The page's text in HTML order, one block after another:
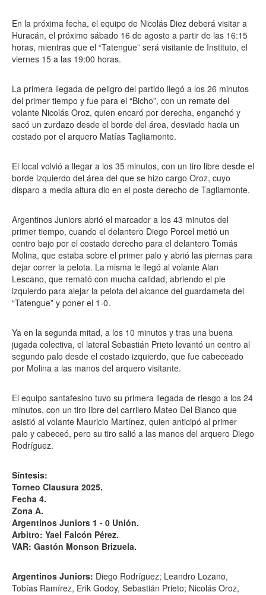
En la próxima fecha, el equipo de Nicolás Diez deberá visitar a
Huracán, el próximo sábado 16 de agosto a partir de las 16:15
horas, mientras que el “Tatengue” será visitante de Instituto, el
viernes 15 a las 19:00 horas.
La primera llegada de peligro del partido llegó a los 26 minutos
del primer tiempo y fue para el “Bicho”, con un remate del
volante Nicolás Oroz, quien encaró por derecha, enganchó y
sacó un zurdazo desde el borde del área, desviado hacia un
costado por el arquero Matías Tagliamonte.
El local volvió a llegar a los 35 minutos, con un tiro libre desde el
borde izquierdo del área del que se hizo cargo Oroz, cuyo
disparo a media altura dio en el poste derecho de Tagliamonte.
Argentinos Juniors abrió el marcador a los 43 minutos del
primer tiempo, cuando el delantero Diego Porcel metió un
centro bajo por el costado derecho para el delantero Tomás
Molina, que estaba sobre el primer palo y abrió las piernas para
dejar correr la pelota. La misma le llegó al volante Alan
Lescano, que remató con mucha calidad, abriendo el pie
izquierdo para alejar la pelota del alcance del guardameta del
“Tatengue” y poner el 1-0.
Ya en la segunda mitad, a los 10 minutos y tras una buena
jugada colectiva, el lateral Sebastián Prieto levantó un centro al
segundo palo desde el costado izquierdo, que fue cabeceado
por Molina a las manos del arquero visitante.
El equipo santafesino tuvo su primera llegada de riesgo a los 24
minutos, con un tiro libre del carrilero Mateo Del Blanco que
asistió al volante Mauricio Martínez, quien anticipó al primer
palo y cabeceó, pero su tiro salió a las manos del arquero Diego
Rodríguez.
Síntesis:
Torneo Clausura 2025.
Fecha 4.
Zona A.
Argentinos Juniors 1 - 0 Unión.
Arbitro: Yael Falcón Pérez.
VAR: Gastón Monson Brizuela.
Argentinos Juniors: Diego Rodríguez; Leandro Lozano,
Tobías Ramírez, Erik Godoy, Sebastián Prieto; Nicolás Oroz,